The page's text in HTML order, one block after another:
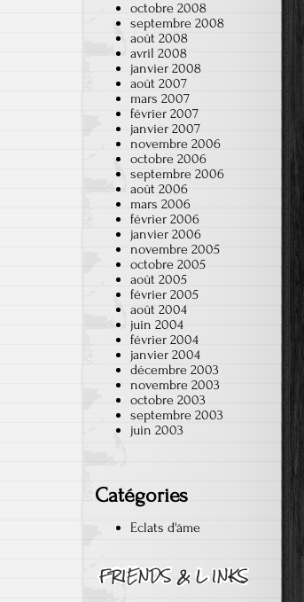
octobre 2008
septembre 2008
août 2008
avril 2008
janvier 2008
août 2007
mars 2007
février 2007
janvier 2007
novembre 2006
octobre 2006
septembre 2006
août 2006
mars 2006
février 2006
janvier 2006
novembre 2005
octobre 2005
août 2005
février 2005
août 2004
juin 2004
février 2004
janvier 2004
décembre 2003
novembre 2003
octobre 2003
septembre 2003
juin 2003
Catégories
Eclats d'âme